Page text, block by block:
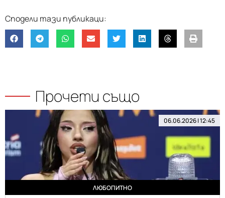
Прочети също
06.06.2026 | 12:45
ЛЮБОПИТНО